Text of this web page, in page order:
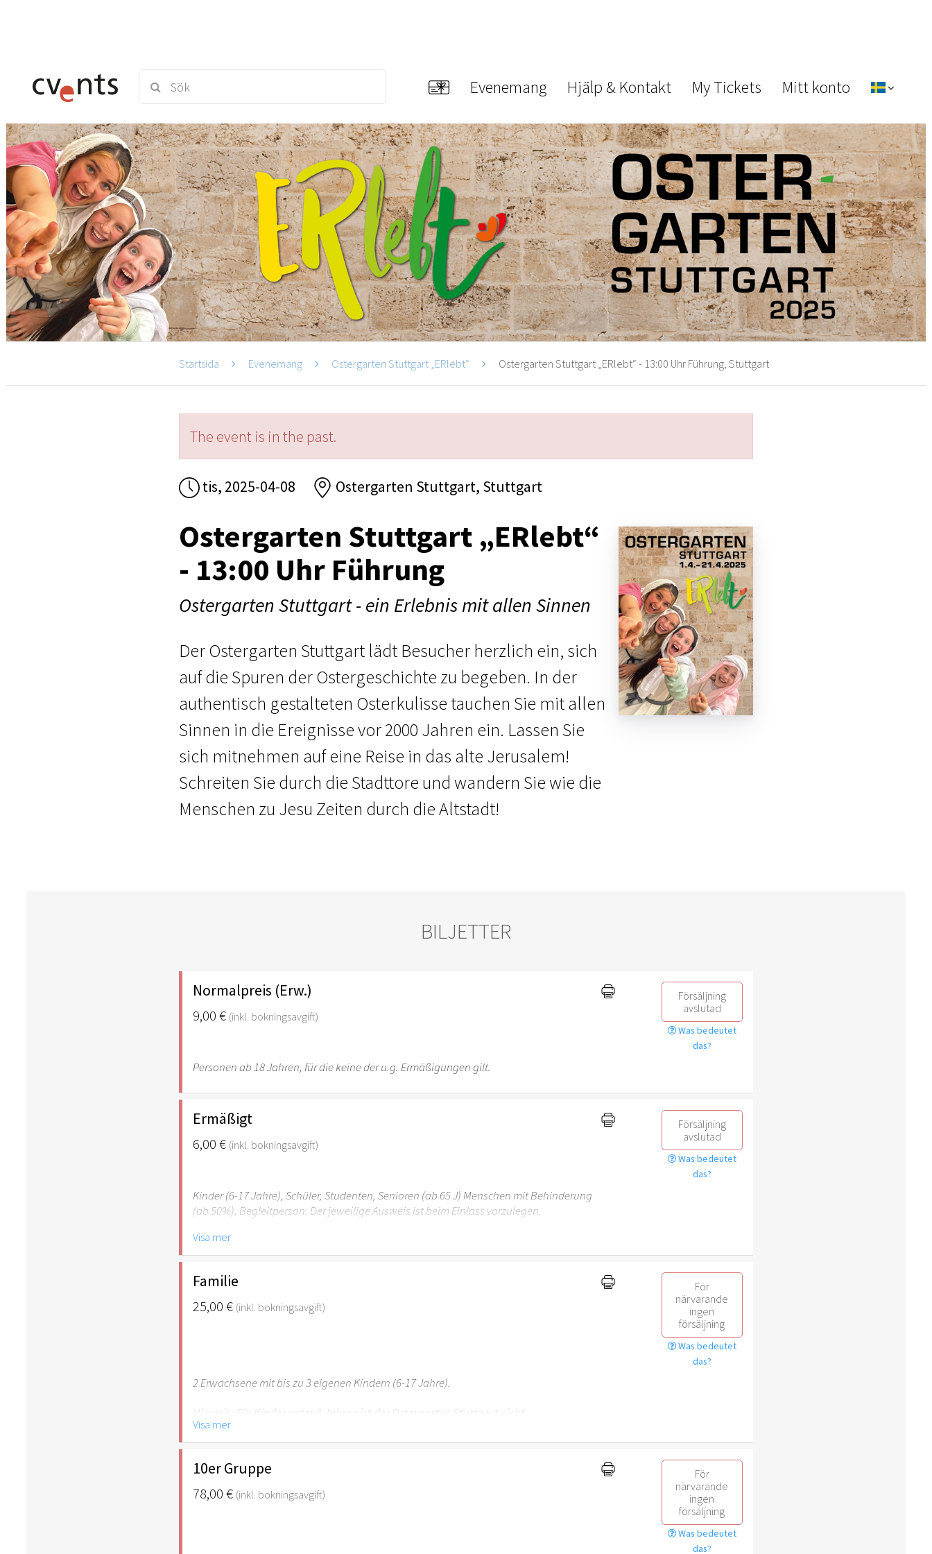
Evenemang Hjälp & Kontakt My Tickets Mitt konto
Startsida Evenemang Ostergarten Stuttgart „ERlebt“ Ostergarten Stuttgart „ERlebt“ - 13:00 Uhr Führung, Stuttgart
The event is in the past.
tis, 2025-04-08 Ostergarten Stuttgart, Stuttgart
Ostergarten Stuttgart „ERlebt“
- 13:00 Uhr Führung
Ostergarten Stuttgart - ein Erlebnis mit allen Sinnen
Der Ostergarten Stuttgart lädt Besucher herzlich ein, sich
auf die Spuren der Ostergeschichte zu begeben. In der
authentisch gestalteten Osterkulisse tauchen Sie mit allen
Sinnen in die Ereignisse vor 2000 Jahren ein. Lassen Sie
sich mitnehmen auf eine Reise in das alte Jerusalem!
Schreiten Sie durch die Stadttore und wandern Sie wie die
Menschen zu Jesu Zeiten durch die Altstadt!
BILJETTER
Normalpreis (Erw.)
9,00 € (inkl. bokningsavgift)
Försäljning
avslutad
Was bedeutet
das?
Personen ab 18 Jahren, für die keine der u.g. Ermäßigungen gilt.
Ermäßigt
6,00 € (inkl. bokningsavgift)
Försäljning
avslutad
Was bedeutet
das?
Kinder (6-17 Jahre), Schüler, Studenten, Senioren (ab 65 J) Menschen mit Behinderung
(ab 50%), Begleitperson. Der jeweilige Ausweis ist beim Einlass vorzulegen.
Hinweis: Für Kinder unter 6 Jahren ist der Ostergarten Stuttgart nicht
empfehlenswert.
Visa mer
Familie
25,00 € (inkl. bokningsavgift)
För
närvarande
ingen
försäljning
Was bedeutet
das?
2 Erwachsene mit bis zu 3 eigenen Kindern (6-17 Jahre).
Hinweis: Für Kinder unter 6 Jahren ist der Ostergarten Stuttgart nicht
empfehlenswert.
Visa mer
10er Gruppe
78,00 € (inkl. bokningsavgift)
För
närvarande
ingen
försäljning
Was bedeutet
das?